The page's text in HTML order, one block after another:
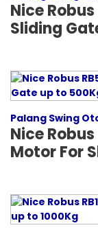
Nice
Sliding
Palang Swing
Nice
Motor For